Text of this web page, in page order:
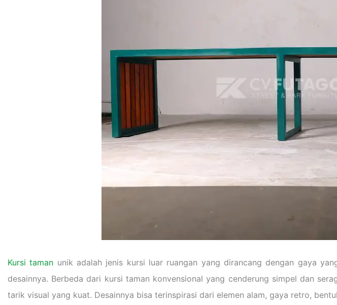
Kursi taman unik adalah jenis kursi luar ruangan yang dirancang dengan gaya
desainnya. Berbeda dari kursi taman konvensional yang cenderung simpel dan
tarik visual yang kuat. Desainnya bisa terinspirasi dari elemen alam, gaya retro,